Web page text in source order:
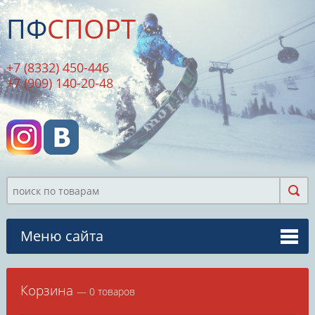
ПФСПОРТ
+7 (8332) 450-446
+7 (909) 140-20-48
Меню сайта
Корзина — 0 товаров